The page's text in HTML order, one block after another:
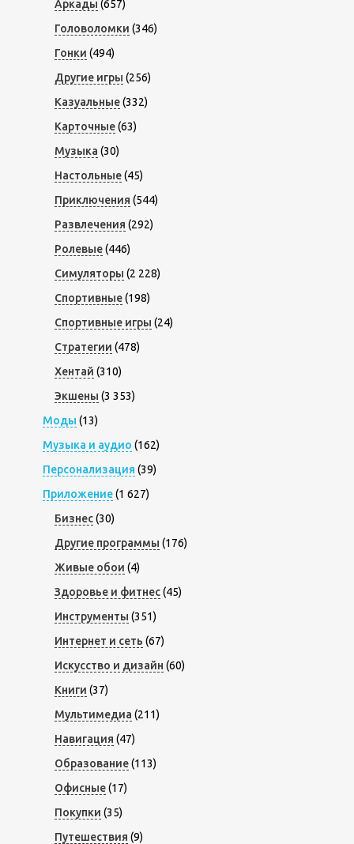
Аркады (657)
Головоломки (346)
Гонки (494)
Другие игры (256)
Казуальные(332)
Карточные(63)
Музыка (30)
Настольные(45)
Приключения (544)
Развлечения (292)
Ролевые(446)
Симуляторы (2 228)
Спортивные(198)
Спортивные игры (24)
Стратегии (478)
Хентай (310)
Экшены (3 353)
Моды (13)
Музыка и аудио (162)
Персонализация (39)
Приложение(1 627)
Бизнес(30)
Другие программы (176)
Живые обои (4)
Здоровье и фитнес(45)
Инструменты (351)
Интернет и сеть (67)
Искусство и дизайн (60)
Книги (37)
Мультимедиа (211)
Навигация (47)
Образование(113)
Офисные(17)
Покупки (35)
Путешествия (9)